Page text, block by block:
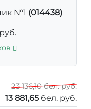
№1 (014438)
23 136,10 бел. руб.
13 881,65 бел. руб.